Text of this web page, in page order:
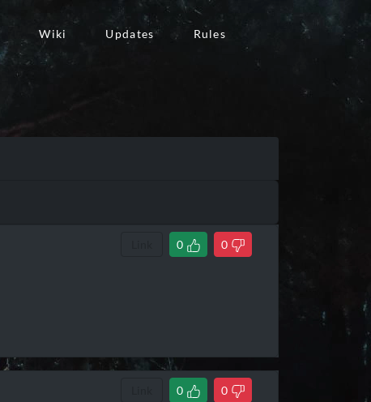
Wiki Updates Rules
0 0
0 0